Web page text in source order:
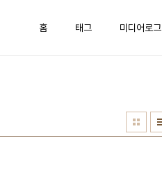
홈 태그 미디어로그